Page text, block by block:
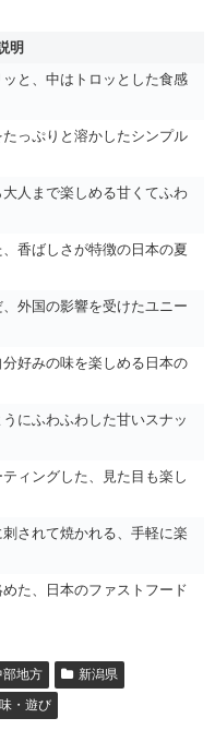
明
と、中はトロッとした食感
っぷりと溶かしたシンプル
人まで楽しめる甘くてふわ
香ばしさが特徴の日本の夏
外国の影響を受けたユニー
好みの味を楽しめる日本の
にふわふわした甘いスナッ
ィングした、見た目も楽し
されて焼かれる、手軽に楽
た、日本のファストフード
部地方
新潟県
・遊び